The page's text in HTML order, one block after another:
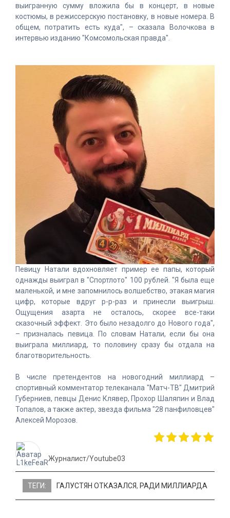
выигранную сумму вложила бы в концерт, в новые
костюмы, в режиссерскую постановку, в новые номера. В
общем, потратить есть куда", – сказала Волочкова в
интервью изданию "Комсомольская правда".
Певицу Натали вдохновляет пример ее папы, который
однажды выиграл в "Спортлото" 100 рублей. "Я была еще
маленькой, и мне запомнилось волшебство, этакая магия
цифр, которые вдруг р-р-раз и принесли выигрыш.
Ощущения азарта не осталось, скорее все-таки
сказочный эффект. Это было незадолго до Нового года",
– призналась певица. По словам Натали, если бы она
выиграла миллиард, то половину сразу бы отдала на
благотворительность.
В числе претендентов на новогодний миллиард –
спортивный комментатор телеканала "Матч-ТВ" Дмитрий
Губерниев, певцы Денис Клявер, Прохор Шаляпин и Влад
Топалов, а также актер, звезда фильма "28 панфиловцев"
Алексей Морозов.
Журналист/Youtube03
ТЕГИ: ГАЛУСТЯН ОТКАЗАЛСЯ, РАДИ МИЛЛИАРДА